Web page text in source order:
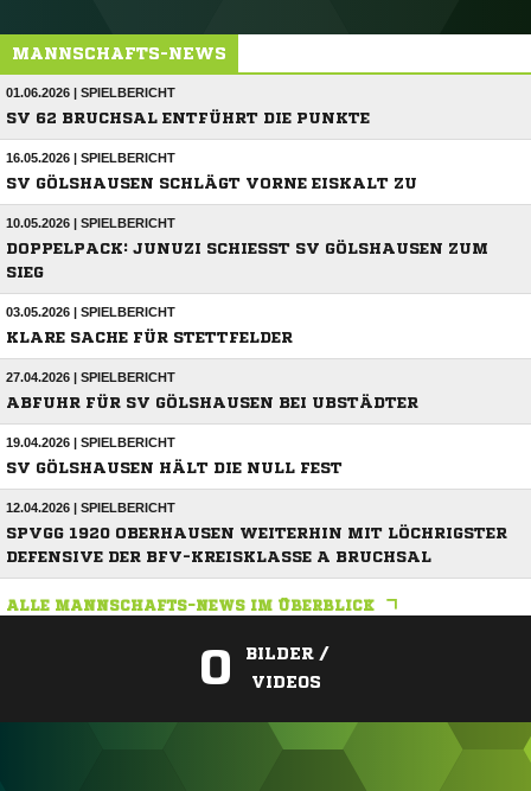
MANNSCHAFTS-NEWS
01.06.2026 | SPIELBERICHT
SV 62 BRUCHSAL ENTFÜHRT DIE PUNKTE
16.05.2026 | SPIELBERICHT
SV GÖLSHAUSEN SCHLÄGT VORNE EISKALT ZU
10.05.2026 | SPIELBERICHT
DOPPELPACK: JUNUZI SCHIESST SV GÖLSHAUSEN ZUM S
IEG
03.05.2026 | SPIELBERICHT
KLARE SACHE FÜR STETTFELDER
27.04.2026 | SPIELBERICHT
ABFUHR FÜR SV GÖLSHAUSEN BEI UBSTÄDTER
19.04.2026 | SPIELBERICHT
SV GÖLSHAUSEN HÄLT DIE NULL FEST
12.04.2026 | SPIELBERICHT
SPVGG 1920 OBERHAUSEN WEITERHIN MIT LÖCHRIGSTER
DEFENSIVE DER BFV-KREISKLASSE A BRUCHSAL
ALLE MANNSCHAFTS-NEWS IM ÜBERBLICK
0
BILDER /
VIDEOS